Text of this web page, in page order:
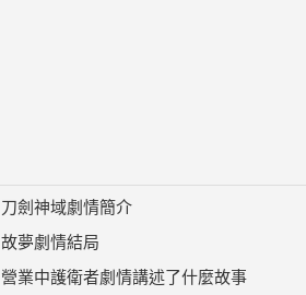
刀劍神域劇情簡介
故夢劇情結局
營業中護衛者劇情講述了什麼故事